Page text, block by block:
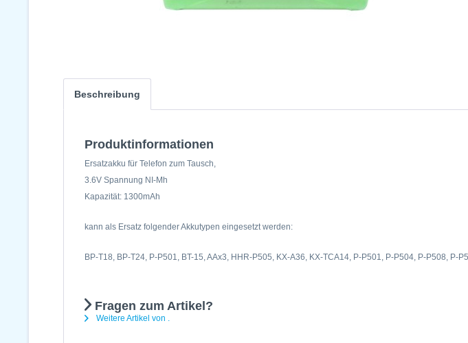
Beschreibung
Produktinformationen
Ersatzakku für Telefon zum Tausch,
3.6V Spannung NI-Mh
Kapazität: 1300mAh
kann als Ersatz folgender Akkutypen eingesetzt werden:
BP-T18, BP-T24, P-P501, BT-15, AAx3, HHR-P505, KX-A36, KX-TCA14, P-P501, P-P504, P-P508, P-
Fragen zum Artikel?
Weitere Artikel von .